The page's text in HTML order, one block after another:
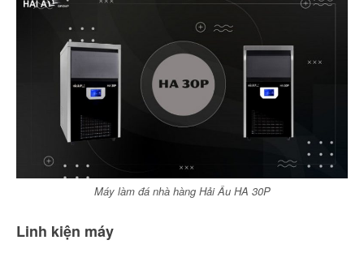
Máy làm đá nhà hàng Hải Âu HA 30P
Linh kiện máy